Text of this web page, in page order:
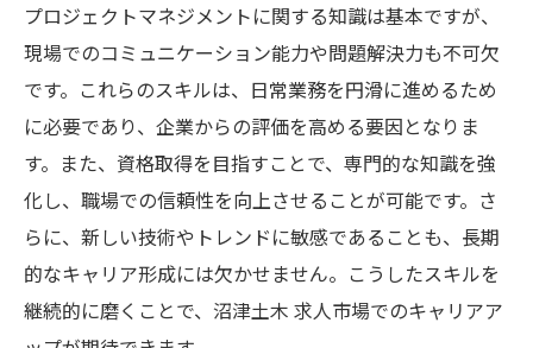
長期的なキャリアプランの立て方
地域密着型のキャリア形成の魅力
静岡県沼津市の土木求人を通して新しい自分を
発見しよう
新しい自分を発見するための土木求人選び
自己成長を促すプロジェクトへの参加
土木業界でのスキルの活かし方
未知の分野への挑戦とスキルアップ
プロジェクトマネジメントに関する知識は基本ですが、
現場でのコミュニケーション能力や問題解決力も不可欠
です。これらのスキルは、日常業務を円滑に進めるため
に必要であり、企業からの評価を高める要因となりま
す。また、資格取得を目指すことで、専門的な知識を強
化し、職場での信頼性を向上させることが可能です。さ
らに、新しい技術やトレンドに敏感であることも、長期
的なキャリア形成には欠かせません。こうしたスキルを
継続的に磨くことで、沼津土木 求人市場でのキャリアア